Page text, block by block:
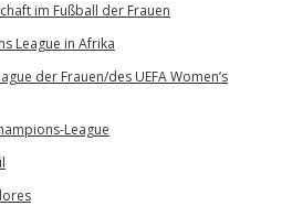
im Fußball der Frauen
League in Afrika
der Frauen/des UEFA Women’s
League